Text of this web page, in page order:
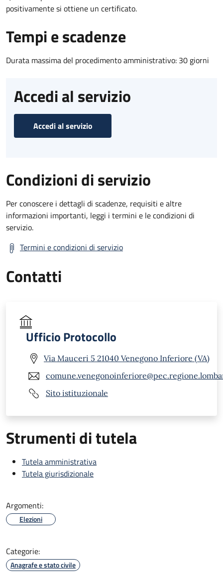
positivamente si ottiene un certificato.
Tempi e scadenze
Durata massima del procedimento amministrativo: 30 giorni
Accedi al servizio
Accedi al servizio
Condizioni di servizio
Per conoscere i dettagli di scadenze, requisiti e altre
informazioni importanti, leggi i termini e le condizioni di
servizio.
Termini e condizioni di servizio
Contatti
Ufficio Protocollo
Via Mauceri 5 21040 Venegono Inferiore (VA)
Sito istituzionale
Strumenti di tutela
Tutela amministrativa
Tutela giurisdizionale
Argomenti:
Elezioni
Categorie:
Anagrafe e stato civile